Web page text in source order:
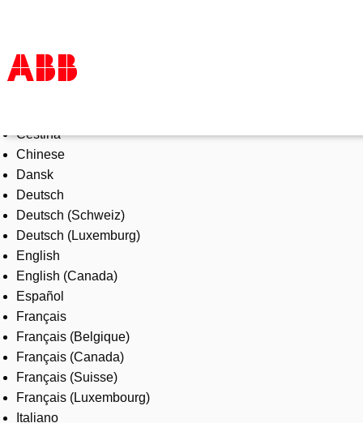
Products & Solutions
Industries
Services
About us
Where to buy
Contact us
Careers
Čeština
Chinese
Dansk
Deutsch
Deutsch (Schweiz)
Deutsch (Luxemburg)
English
English (Canada)
Español
Français
Français (Belgique)
Français (Canada)
Français (Suisse)
Français (Luxembourg)
Italiano